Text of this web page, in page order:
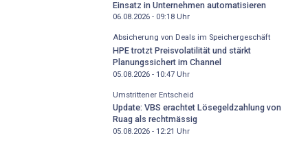
Einsatz in Unternehmen automatisieren
06.08.2026 - 09:18Uhr
Absicherung von Deals im Speichergeschäft
HPE trotzt Preisvolatilität und stärkt
Planungssichert im Channel
05.08.2026 - 10:47Uhr
Umstrittener Entscheid
Update: VBS erachtet Lösegeldzahlung von
Ruag als rechtmässig
05.08.2026 - 12:21 Uhr